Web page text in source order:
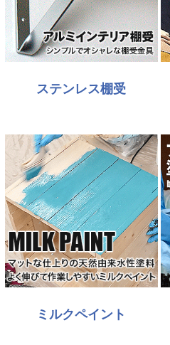
ステンレス棚受
ミルクペイント